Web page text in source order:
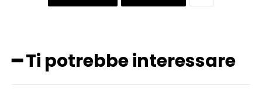
━ Ti potrebbe interessare